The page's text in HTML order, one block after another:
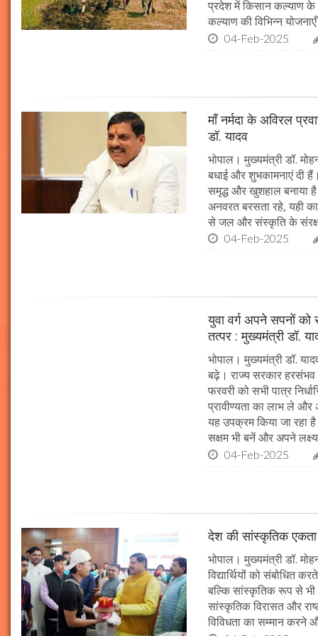
प्रदेश में किसान कल्याण के
कल्याण की विभिन्न
04-Feb-2025
माँ नर्मदा के अविरल
डॉ. यादव
भोपाल। मुख्यमंत्री डॉ.
बधाई और शुभकामनाएं दी
समृद्ध और खुशहाल बनाया
अनवरत बरसता रहे, यही
से जल और संस्कृति के
04-Feb-2025
युवा वर्ग अपने सपनों
तत्पर : मुख्यमंत्री डॉ.
भोपाल। मुख्यमंत्री डॉ.
बढ़े। राज्य सरकार
फरवरी को सभी पात्र
प्रावीण्यता का लाभ ले और
यह उपक्रम किया जा रहा
सक्षम भी बनें और अपने
04-Feb-2025
देश की सांस्कृतिक
भोपाल। मुख्यमंत्री डॉ.
विद्यार्थियों को संबोधित
बल्कि सांस्कृतिक रूप से भी
सांस्कृतिक विरासत और
विविधता का सम्मान